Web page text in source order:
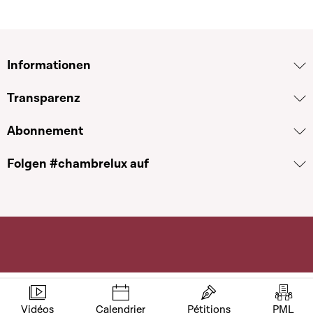
Vidéos Calendrier Pétitions PML
Informationen
Transparenz
Abonnement
Folgen #chambrelux auf